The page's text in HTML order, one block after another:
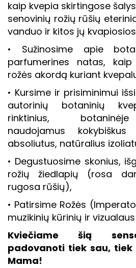
kaip kvepia skirtingose
senovinių rožių rūšių
vanduo ir kitos jų
• Sužinosime apie
parfumerines natas,
rožės akordą kuriant
• Kursime ir prisiminimui
autorinių botaninių
rinktinius,
naudojamus
absoliutus, natūralius
• Degustuosime skonius,
rožių žiedlapių (rosa
rugosa rūšių),
• Patirsime Rožės
muzikinių kūrinių ir
Kviečiame šią
padovanoti tiek sau,
Mama!